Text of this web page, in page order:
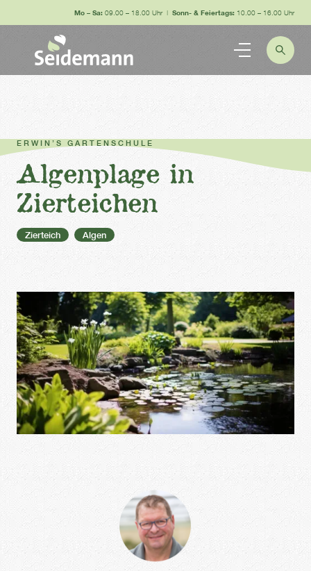
Mo – Sa: 09.00 – 18.00 Uhr | Sonn- & Feiertags: 10.00 – 16.00 Uhr
ERWIN’S GARTENSCHULE
Algenplage in
Zierteichen
Zierteich Algen